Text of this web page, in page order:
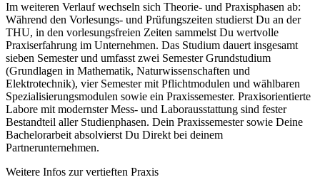
Im weiteren Verlauf wechseln sich Theorie- und Praxisphasen ab:
Während den Vorlesungs- und Prüfungszeiten studierst Du an der
THU, in den vorlesungsfreien Zeiten sammelst Du wertvolle
Praxiserfahrung im Unternehmen. Das Studium dauert insgesamt
sieben Semester und umfasst zwei Semester Grundstudium
(Grundlagen in Mathematik, Naturwissenschaften und
Elektrotechnik), vier Semester mit Pflichtmodulen und wählbaren
Spezialisierungsmodulen sowie ein Praxissemester. Praxisorientierte
Labore mit modernster Mess- und Laborausstattung sind fester
Bestandteil aller Studienphasen. Dein Praxissemester sowie Deine
Bachelorarbeit absolvierst Du Direkt bei deinem
Partnerunternehmen.
Weitere Infos zur vertieften Praxis